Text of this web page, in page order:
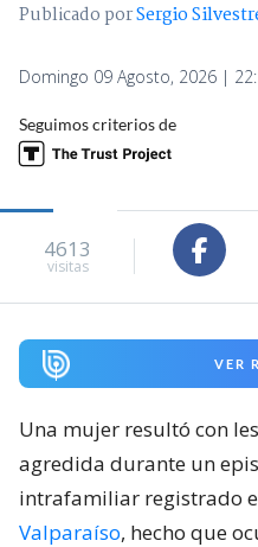
Publicado porSergio
Domingo 09 Agosto, 2026 |
Seguimos criterios de
4613
visitas
VER
Una mujer resultó con
agredida durante un
intrafamiliar registrado
Valparaíso, hecho que